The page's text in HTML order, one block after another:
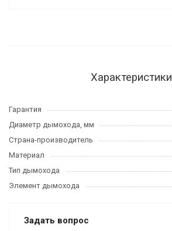
Характеристики
Гарантия
Диаметр дымохода, мм
Страна-производитель
Материал
Тип дымохода
Элемент дымохода
Задать вопрос